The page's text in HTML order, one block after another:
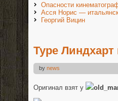
Опасности
Асся Норис —
Георгий Вицин
Туре
by news
Оригинал взят у